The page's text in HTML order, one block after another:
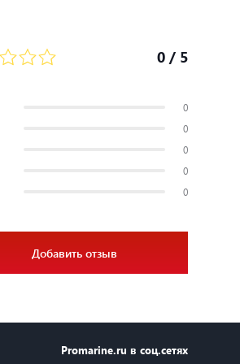
0 / 5
0
0
0
0
0
Добавить отзыв
Promarine.ru в соц.сетях